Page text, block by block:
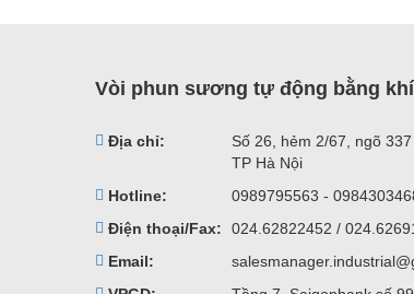
Vòi phun sương tự động bằng
Địa chỉ:
Số 26, hẻm 2/67, ngõ
TP Hà Nội
Hotline:
0989795563 -
Điện thoại/Fax:
024.62822452 /
Email: